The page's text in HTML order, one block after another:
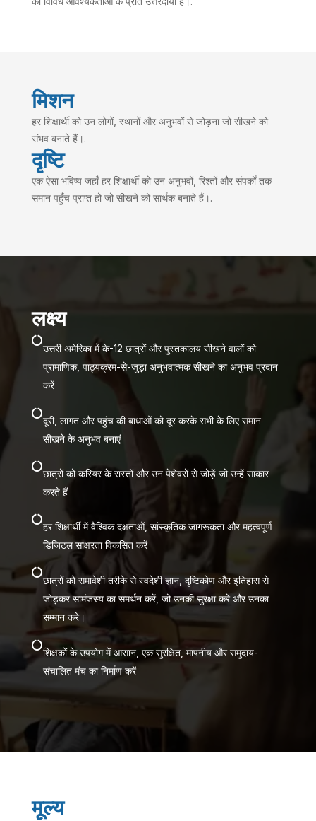
मिशन
हर शिक्षार्थी को उन लोगों, स्थानों और अनुभवों से जोड़ना जो सीखने को
संभव बनाते हैं।.
दृष्टि
एक ऐसा भविष्य जहाँ हर शिक्षार्थी को उन अनुभवों, रिश्तों और संपर्कों तक
समान पहुँच प्राप्त हो जो सीखने को सार्थक बनाते हैं।.
लक्ष्य

उत्तरी अमेरिका में के-12 छात्रों और पुस्तकालय सीखने वालों को
प्रामाणिक, पाठ्यक्रम-से-जुड़ा अनुभवात्मक सीखने का अनुभव प्रदान
करें

दूरी, लागत और पहुंच की बाधाओं को दूर करके सभी के लिए समान
सीखने के अनुभव बनाएं

छात्रों को करियर के रास्तों और उन पेशेवरों से जोड़ें जो उन्हें साकार
करते हैं

हर शिक्षार्थी में वैश्विक दक्षताओं, सांस्कृतिक जागरूकता और महत्वपूर्ण
डिजिटल साक्षरता विकसित करें

छात्रों को समावेशी तरीके से स्वदेशी ज्ञान, दृष्टिकोण और इतिहास से
जोड़कर सामंजस्य का समर्थन करें, जो उनकी सुरक्षा करे और उनका
सम्मान करे।

शिक्षकों के उपयोग में आसान, एक सुरक्षित, मापनीय और समुदाय-
संचालित मंच का निर्माण करें
मूल्य